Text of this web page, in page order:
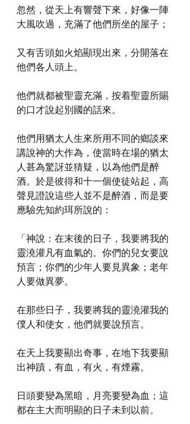
忽然，從天上有響聲下來，好像一陣
大風吹過，充滿了他們所坐的屋子；
又有舌頭如火焰顯現出來，分開落在
他們各人頭上。
他們就都被聖靈充滿，按着聖靈所賜
的口才說起別國的話來。
他們用猶太人生來所用不同的鄉談來
講說神的大作為，使當時在場的猶太
人甚為驚訝並猜疑，以為他們是醉
酒。於是彼得和十一個使徒站起，高
聲見證說這些人並不是醉酒，而是要
應驗先知約珥所說的：
「神說：在末後的日子，我要將我的
靈澆灌凡有血氣的。你們的兒女要說
預言；你們的少年人要見異象；老年
人要做異夢。
在那些日子，我要將我的靈澆灌我的
僕人和使女，他們就要說預言。
在天上我要顯出奇事，在地下我要顯
出神蹟，有血，有火，有煙霧。
日頭要變為黑暗，月亮要變為血；這
都在主大而明顯的日子未到以前。